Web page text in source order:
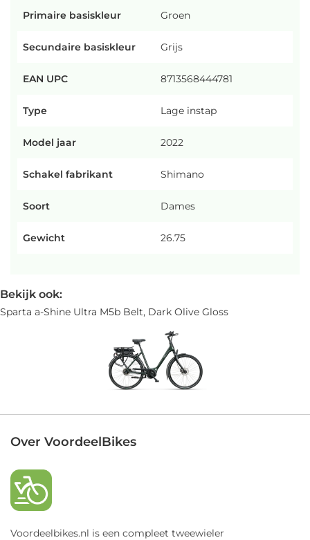
Primaire basiskleur Groen
Secundaire basiskleur Grijs
EAN UPC 8713568444781
Type Lage instap
Model jaar 2022
Schakel fabrikant Shimano
Soort Dames
Gewicht 26.75
Bekijk ook:
Sparta a-Shine Ultra M5b Belt, Dark Olive Gloss
Over VoordeelBikes
Voordeelbikes.nl is een compleet tweewieler